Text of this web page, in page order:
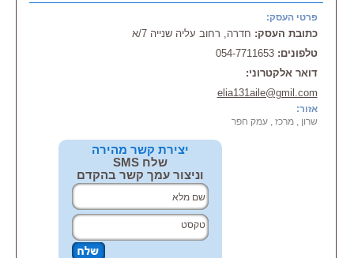
עבודות חשמל, צביעה בכל סוגי
הצבע ובכל הסגנונות, חיפוי קירות,
ריצוף, בניית תקרות אקוסטיות,
איטום מבנים, בידוד תרמי והרשימה
עוד ארוכה.
כל משימה המוטלת עליה, וזאת
בזכות הצוות המיומן והמקצועי שלה.
פרטי העסק:
כתובת העסק: חדרה, רחוב עליה שנייה 7/א
טלפונים:054-7711653
דואר אלקטרוני:
elia131aile@gmil.com
אזור:
שרון , מרכז , עמק חפר
יצירת קשר מהירה
שלח SMS
וניצור עמך קשר בהקדם